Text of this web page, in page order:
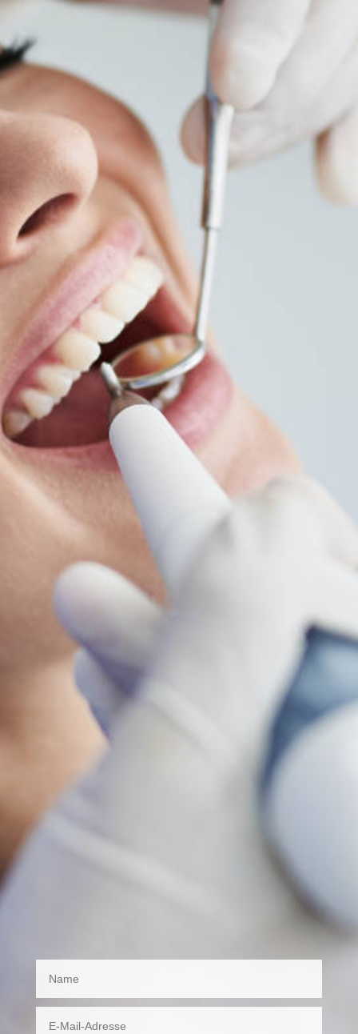
Mi: 07:30 – 12:30 und 13:00 – 16:00
Do: 08:00 – 13:00 und 13:30 – 16:30
Fr: 09:00 – 14: 00
Aktuell
zahnmedizinische
Fachangestellte
Prophylaxe
An Samstagen, Sonn- und Feiertagen
erreichen Sie den zahnärztlichen
77712
Am Donnerstag den 6.6.24 und 13.6.24
am Nachmittag, 13 – 16.30h, aus den
Gründen der Fortbildung, sind wir leider